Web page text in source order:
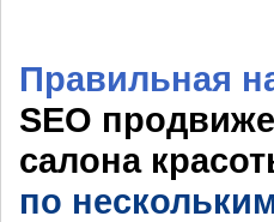
Правильная
SEO
салона
по